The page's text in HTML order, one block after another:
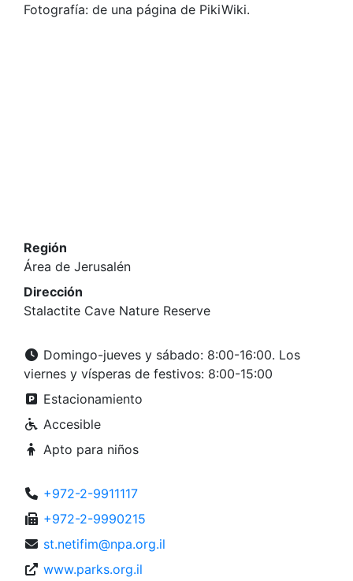
Fotografía: de una página de PikiWiki.
Región
Área de Jerusalén
Dirección
Stalactite Cave Nature Reserve
Domingo-jueves y sábado: 8:00-16:00. Los
viernes y vísperas de festivos: 8:00-15:00
Estacionamiento
Accesible
Apto para niños
+972-2-9911117
+972-2-9990215
st.netifim@npa.org.il
www.parks.org.il